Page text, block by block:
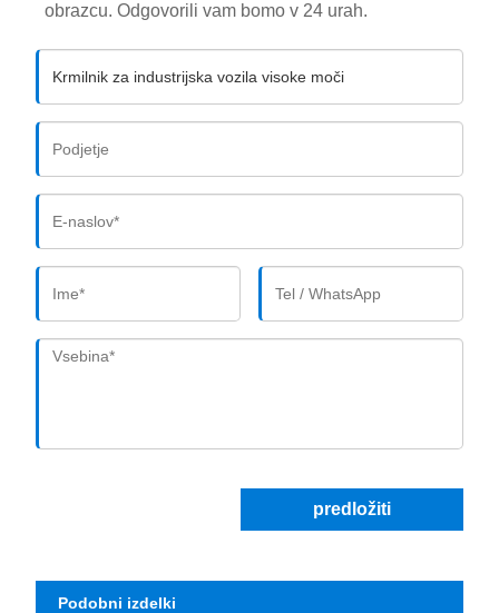
obrazcu. Odgovorili vam bomo v 24 urah.
predložiti
Podobni izdelki